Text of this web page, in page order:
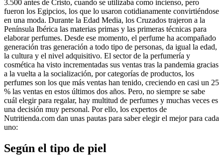
3.500 antes de Cristo, cuando se utilizaba como incienso, pero
fueron los Egipcios, los que lo usaron cotidianamente convirtiéndose
en una moda. Durante la Edad Media, los Cruzados trajeron a la
Península Ibérica las materias primas y las primeras técnicas para
elaborar perfumes. Desde ese momento, el perfume ha acompañado
generación tras generación a todo tipo de personas, da igual la edad,
la cultura y el nivel adquisitivo. El sector de la perfumería y
cosmética ha visto incrementadas sus ventas tras la pandemia gracias
a la vuelta a la socialización, por categorías de productos, los
perfumes son los que más ventas han tenido, creciendo en casi un 25
% las ventas en estos últimos dos años. Pero, no siempre se sabe
cuál elegir para regalar, hay multitud de perfumes y muchas veces es
una decisión muy personal. Por ello, los expertos de
Nutritienda.com dan unas pautas para saber elegir el mejor para cada
uno:
Según el tipo de piel